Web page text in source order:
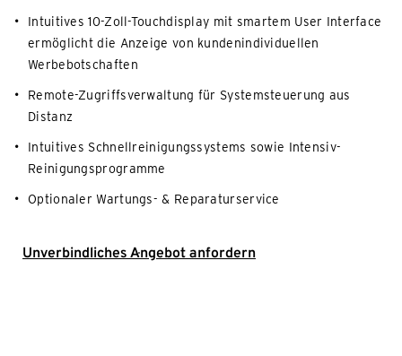
Intuitives 10-Zoll-Touchdisplay mit smartem User Interface
ermöglicht die Anzeige von kundenindividuellen
Werbebotschaften
Remote-Zugriffsverwaltung für Systemsteuerung aus
Distanz
Intuitives Schnellreinigungssystems sowie Intensiv-
Reinigungsprogramme
Optionaler Wartungs- & Reparaturservice
Unverbindliches Angebot anfordern